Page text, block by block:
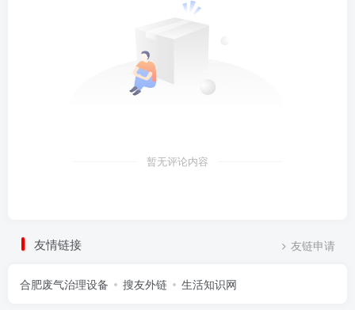
暂无评论内容
友情链接 友链申请
合肥废气治理设备 搜友外链 生活知识网